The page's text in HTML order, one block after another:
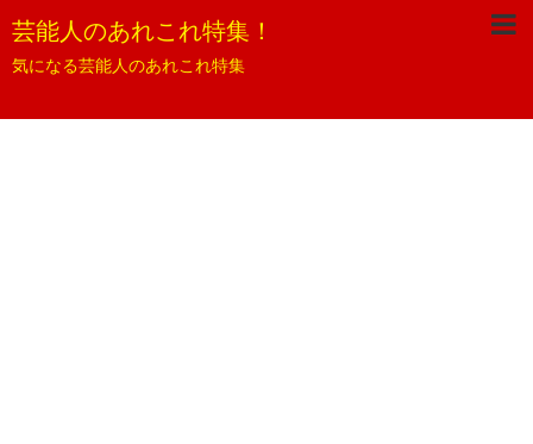
芸能人のあれこれ特集！
気になる芸能人のあれこれ特集